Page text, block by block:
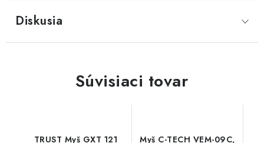
Diskusia
Súvisiaci tovar
TRUST Myš GXT 121
Myš C-TECH VEM-09C,